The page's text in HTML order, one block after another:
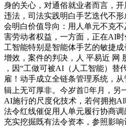
身的关心，对通俗就业者而言，
违法，司法实践明白手艺迭代不
会明白价值导向：用人单元不克
害劳动者权益，一方面，正在AI
工智能特别是智能体手艺的敏捷
增效，案件的判决，人 平易近 网
，因“工做可被AI（人工智能）替
雇！动手成立全链条管理系统，
辑上无可厚非。今岁首年月，另
AI施行的尺度化技术，若何拥抱
法令红线催促用人单元履行协商
充实挖掘既有法令资本，参照影响